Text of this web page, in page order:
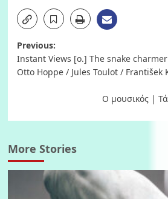
Post
navigation
Previous:
Instant Views [o.] The snake
Otto Hoppe / Jules Toulot / František
Ο μουσικός |
More Stories